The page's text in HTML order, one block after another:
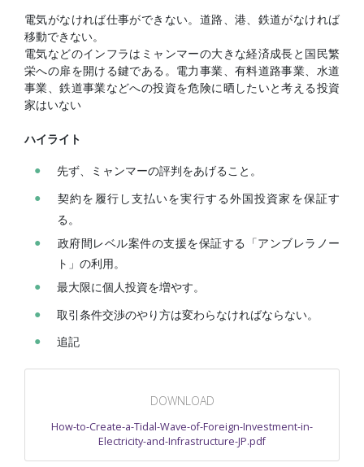
電気がなければ仕事ができない。道路、港、鉄道がなければ
移動できない。
電気などのインフラはミャンマーの大きな経済成長と国民繁
栄への扉を開ける鍵である。電力事業、有料道路事業、水道
事業、鉄道事業などへの投資を危険に晒したいと考える投資
家はいない
ハイライト
先ず、ミャンマーの評判をあげること。
契約を履行し支払いを実行する外国投資家を保証す
る。
政府間レベル案件の支援を保証する「アンブレラノー
ト」の利用。
最大限に個人投資を増やす。
取引条件交渉のやり方は変わらなければならない。
追記
DOWNLOAD
How-to-Create-a-Tidal-Wave-of-Foreign-Investment-in-
Electricity-and-Infrastructure-JP.pdf